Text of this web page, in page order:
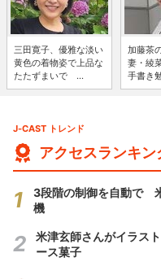
三田寛子、優雅な淡い
黄色の着物姿で上品な
たたずまいで ...
加藤茶
妻・綾
手書き
J-CAST トレンド
アクセスランキン
3段階の制御を自動で
機
米津玄師さんがイラス
ース菓子